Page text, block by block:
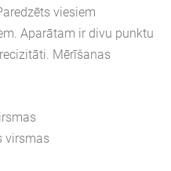
viesiem
Aparātam ir divu punktu
Mērīšanas
virsmas